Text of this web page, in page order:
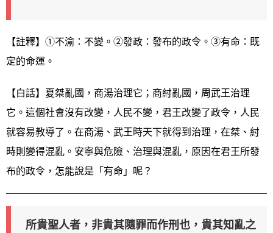
【註釋】①不渝：不變。②發政：發布的政令。③有命：既
定的命運。
【白話】夏桀亂國，商湯治理它；商紂亂國，周武王治理
它。這個社會沒有改變，人民不變，君王改變了政令，人民
就容易教導了。在商湯、武王時天下就得到治理，在桀、紂
時則變得混亂。安寧與危險、治理與混亂，原因在君王所發
布的政令，怎能說是「有命」呢？
所貴聖人者，非貴其隨罪而作刑也，貴其知亂之